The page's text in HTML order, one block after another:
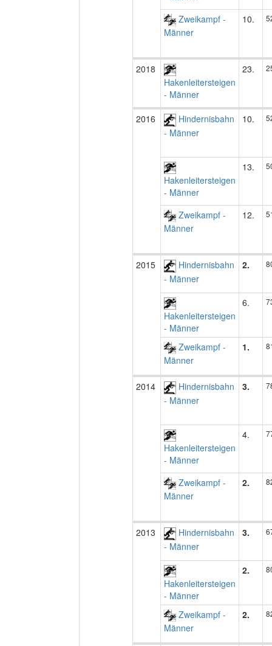
Zweikampf -
Männer
10.
2018
Hakenleitersteigen
- Männer
23.
2016
Hindernisbahn
- Männer
10.
Hakenleitersteigen
- Männer
13.
Zweikampf -
Männer
12.
2015
Hindernisbahn
- Männer
2.
Hakenleitersteigen
- Männer
6.
Zweikampf -
Männer
1.
2014
Hindernisbahn
- Männer
3.
Hakenleitersteigen
- Männer
4.
Zweikampf -
Männer
2.
2013
Hindernisbahn
- Männer
3.
Hakenleitersteigen
- Männer
2.
Zweikampf -
Männer
2.